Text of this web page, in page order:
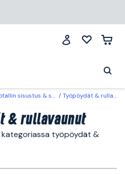
sisustus & säilytys Työpöydät & rullavaunut
& rullavaunut
kategoriassa työpöydät &